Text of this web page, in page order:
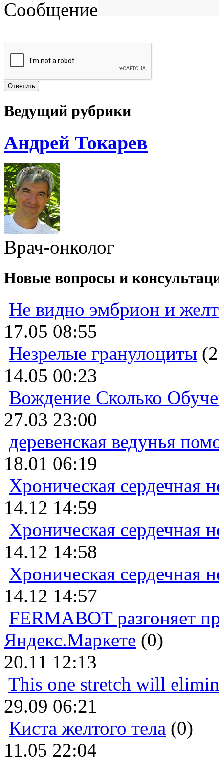
Сообщение
Ведущий рубрики
Андрей Токарев
Врач-онколог
Новые вопросы и
Не видно эмбрион и
17.05 08:55
Незрелые гранулоциты
14.05 00:23
Вождение Сколько
27.03 23:00
деревенская ведунья
18.01 06:19
Хроническая сердечная
14.12 14:59
Хроническая сердечная
14.12 14:58
Хроническая сердечная
14.12 14:57
FERMABOT разгоняет
Яндекс.Маркете (0)
20.11 12:13
This one stretch will
29.09 06:21
Киста желтого тела (0)
11.05 22:04